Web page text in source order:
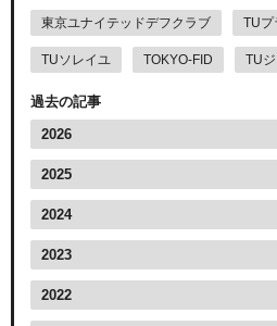
東京ユナイテッドデフクラブ TUプ
TUソレイユ TOKYO-FID TU
過去の記事
2026
2025
2024
2023
2022